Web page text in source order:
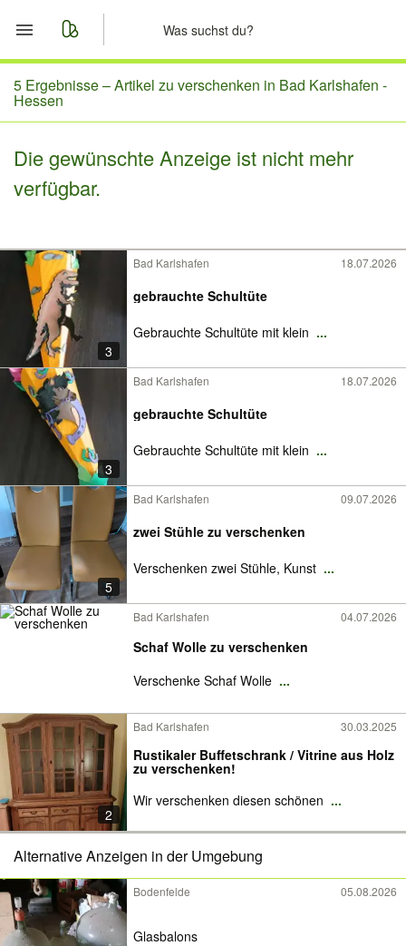
Start
Merkliste
Nachrichten
5 Ergebnisse –Artikel zu verschenken in Bad Karlshafen -
Hessen
Die gewünschte Anzeige ist nicht mehr
verfügbar.
3
Bad Karlshafen 18.07.2026
gebrauchte Schultüte
Gebrauchte Schultüte mit klein ...
3
Bad Karlshafen 18.07.2026
gebrauchte Schultüte
Gebrauchte Schultüte mit klein ...
5
Bad Karlshafen 09.07.2026
zwei Stühle zu verschenken
Verschenken zwei Stühle, Kunst ...
Bad Karlshafen 04.07.2026
Schaf Wolle zu verschenken
Verschenke Schaf Wolle ...
2
Bad Karlshafen 30.03.2025
Rustikaler Buffetschrank / Vitrine aus Holz
zu verschenken!
Wir verschenken diesen schönen ...
Alternative Anzeigen in der Umgebung
Bodenfelde 05.08.2026
Glasbalons